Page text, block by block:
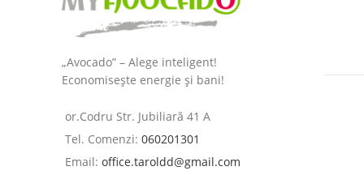
„Avocado” – Alege inteligent!
Economisește energie și bani!
or.Codru Str. Jubiliară 41 A
Tel. Comenzi: 060201301
Email: office.taroldd@gmail.com